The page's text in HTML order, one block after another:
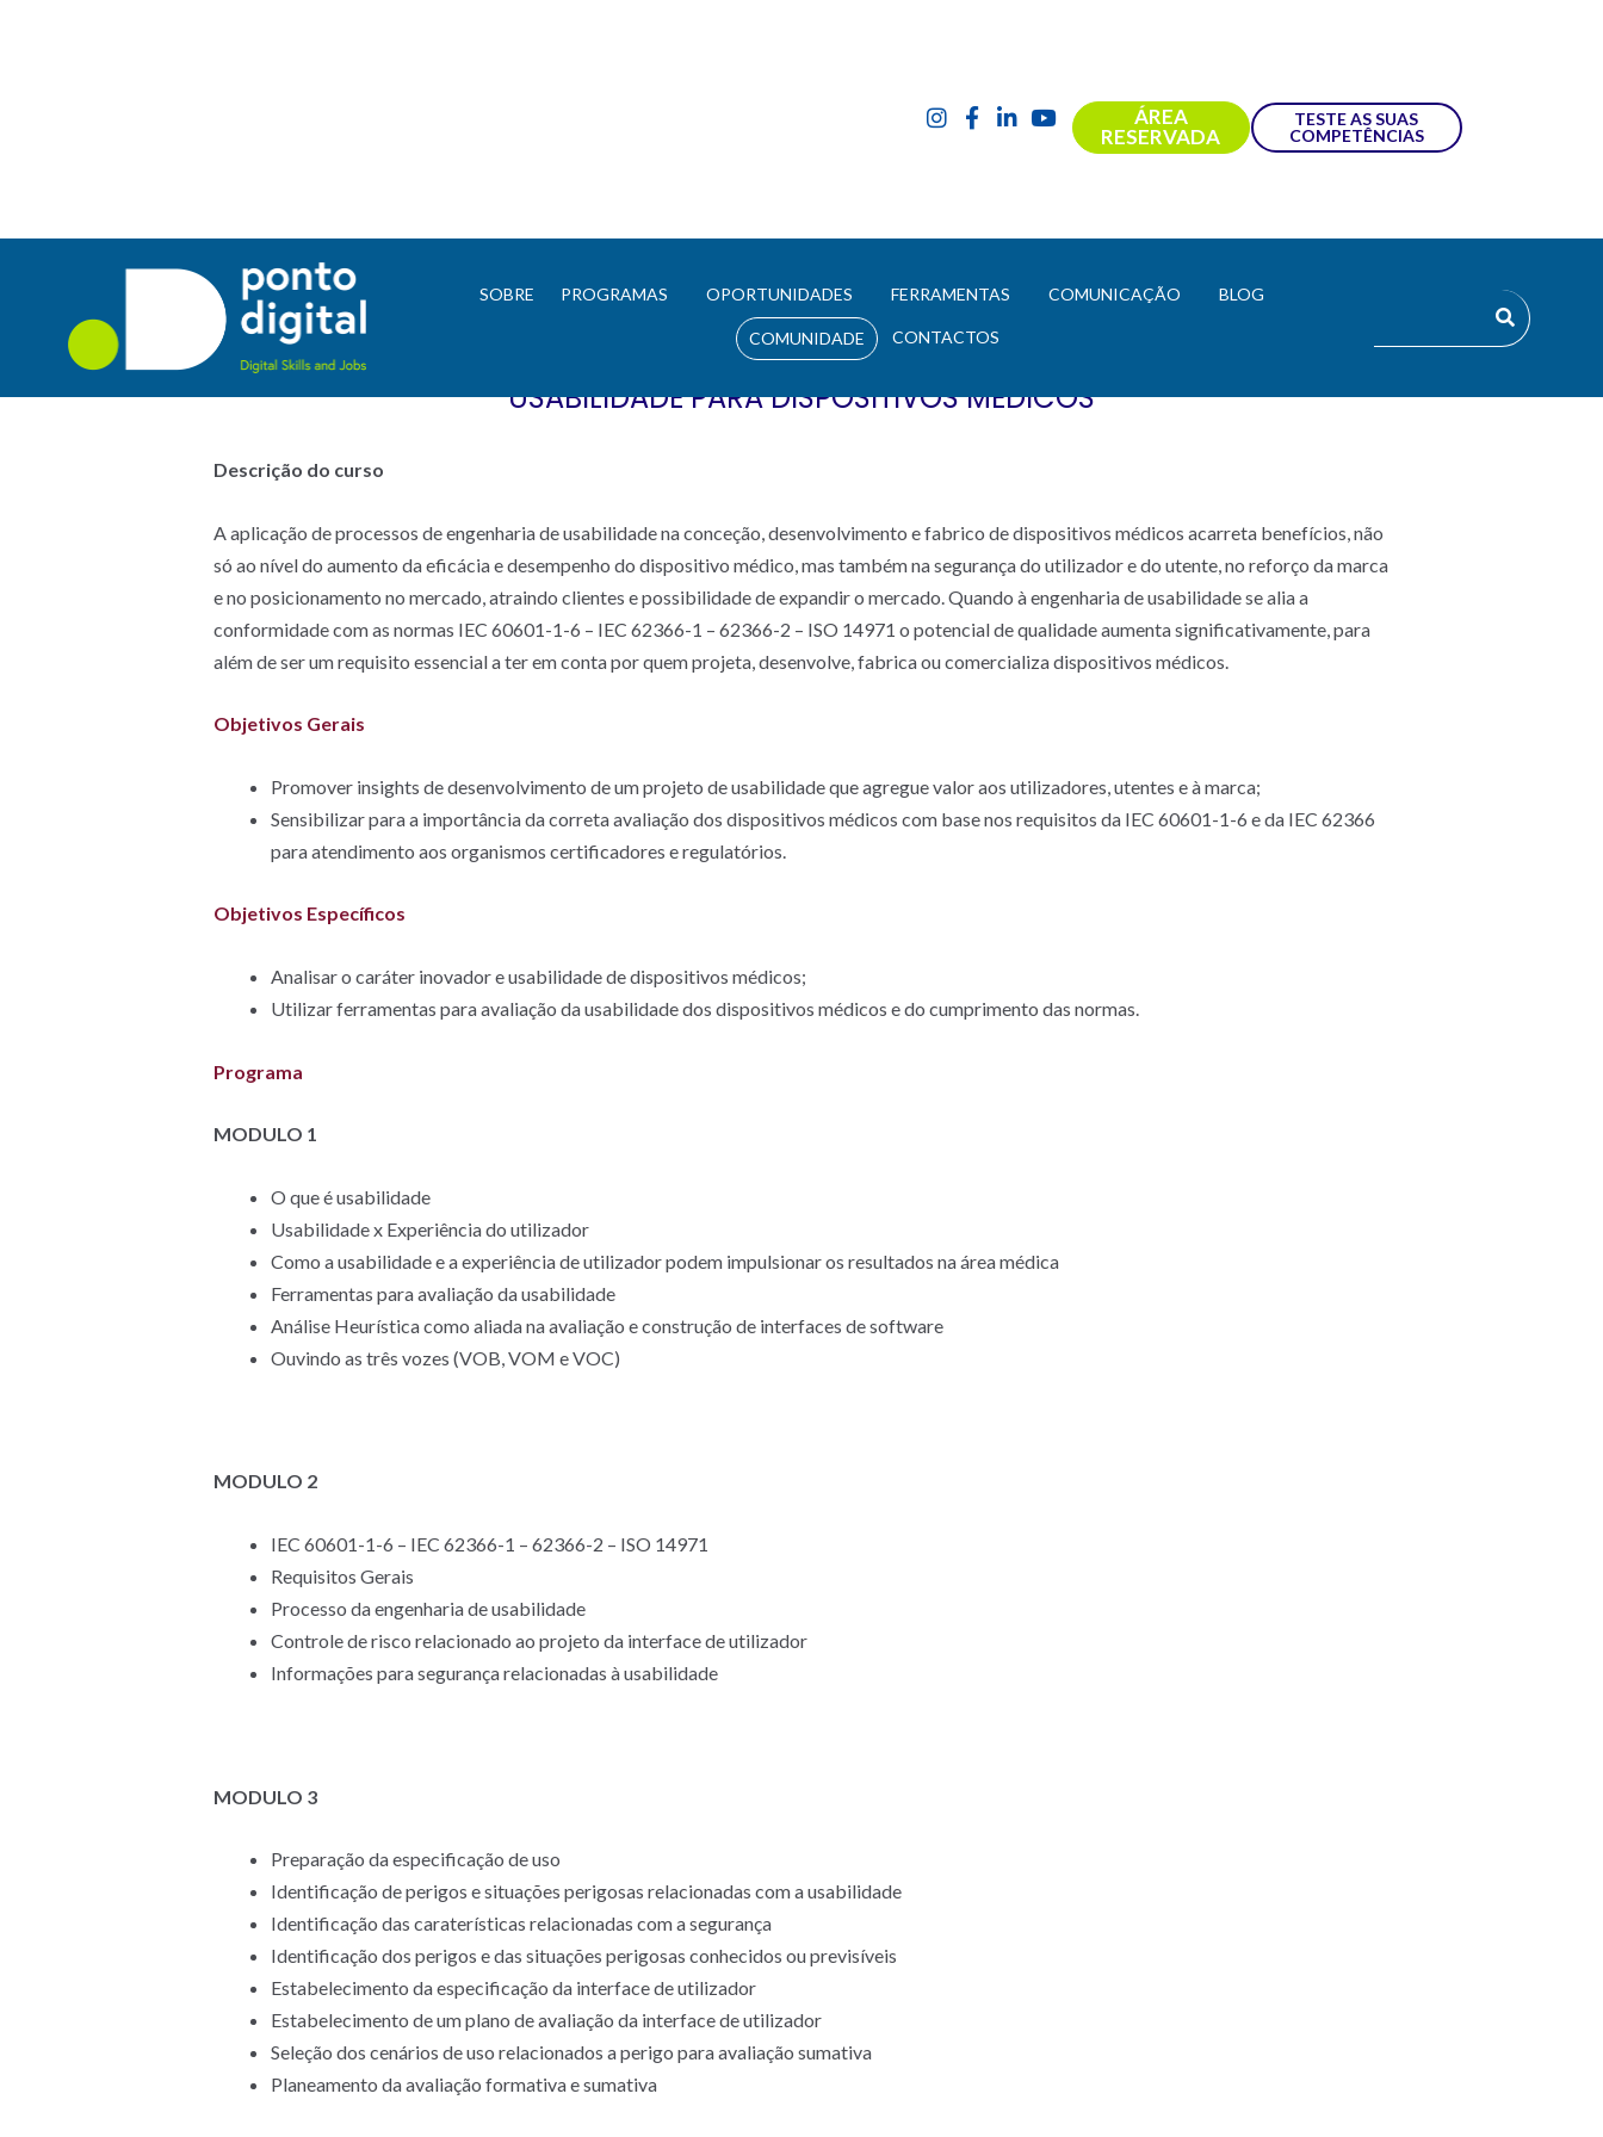
ÁREA
RESERVADA
TESTE AS SUAS
COMPETÊNCIAS
SOBRE PROGRAMAS OPORTUNIDADES FERRAMENTAS COMUNICAÇÃO BLOG
COMUNIDADE CONTACTOS
USABILIDADE PARA DISPOSITIVOS MÉDICOS
Descrição do curso
A aplicação de processos de engenharia de usabilidade na conceção, desenvolvimento e fabrico de dispositivos médicos acarreta benefícios, não
só ao nível do aumento da eficácia e desempenho do dispositivo médico, mas também na segurança do utilizador e do utente, no reforço da marca
e no posicionamento no mercado, atraindo clientes e possibilidade de expandir o mercado. Quando à engenharia de usabilidade se alia a
conformidade com as normas IEC 60601-1-6 – IEC 62366-1 – 62366-2 – ISO 14971 o potencial de qualidade aumenta significativamente, para
além de ser um requisito essencial a ter em conta por quem projeta, desenvolve, fabrica ou comercializa dispositivos médicos.
Objetivos Gerais
Promover insights de desenvolvimento de um projeto de usabilidade que agregue valor aos utilizadores, utentes e à marca;
Sensibilizar para a importância da correta avaliação dos dispositivos médicos com base nos requisitos da IEC 60601-1-6 e da IEC 62366
para atendimento aos organismos certificadores e regulatórios.
Objetivos Específicos
Analisar o caráter inovador e usabilidade de dispositivos médicos;
Utilizar ferramentas para avaliação da usabilidade dos dispositivos médicos e do cumprimento das normas.
Programa
MODULO 1
O que é usabilidade
Usabilidade x Experiência do utilizador
Como a usabilidade e a experiência de utilizador podem impulsionar os resultados na área médica
Ferramentas para avaliação da usabilidade
Análise Heurística como aliada na avaliação e construção de interfaces de software
Ouvindo as três vozes (VOB, VOM e VOC)
MODULO 2
IEC 60601-1-6 – IEC 62366-1 – 62366-2 – ISO 14971
Requisitos Gerais
Processo da engenharia de usabilidade
Controle de risco relacionado ao projeto da interface de utilizador
Informações para segurança relacionadas à usabilidade
MODULO 3
Preparação da especificação de uso
Identificação de perigos e situações perigosas relacionadas com a usabilidade
Identificação das caraterísticas relacionadas com a segurança
Identificação dos perigos e das situações perigosas conhecidos ou previsíveis
Estabelecimento da especificação da interface de utilizador
Estabelecimento de um plano de avaliação da interface de utilizador
Seleção dos cenários de uso relacionados a perigo para avaliação sumativa
Planeamento da avaliação formativa e sumativa